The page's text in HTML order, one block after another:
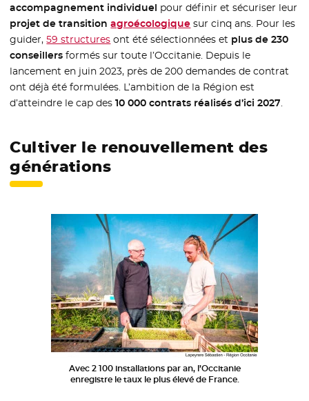
accompagnement individuel pour définir et sécuriser leur
projet de transitionagroécologique - Nouvelle fenêtre
sur cinq ans. Pour les
guider,59 structures ont été sélectionnées et plus de 230
conseillers formés sur toute l’Occitanie. Depuis le
lancement en juin 2023, près de 200 demandes de contrat
ont déjà été formulées. L’ambition de la Région est
d’atteindre le cap des10 000 contrats réalisés d’ici 2027.
Cultiver le renouvellement des
générations
Avec 2 100 installations par an, l’Occitanie
enregistre le taux le plus élevé de France.